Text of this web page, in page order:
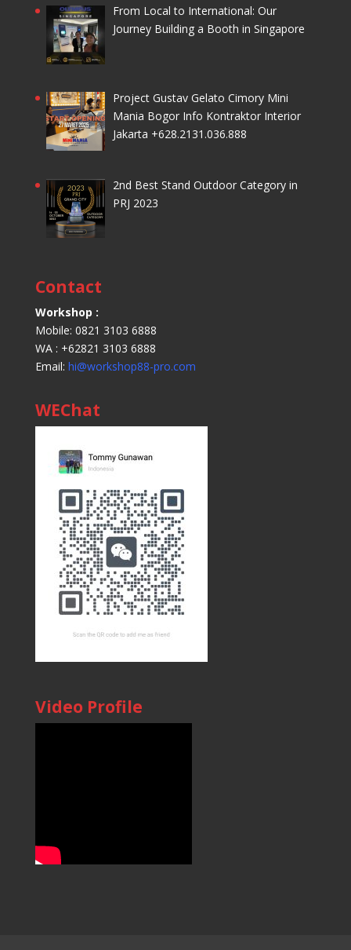
From Local to International: Our
Journey Building a Booth in Singapore
Project Gustav Gelato Cimory Mini
Mania Bogor Info Kontraktor Interior
Jakarta +628.2131.036.888
2nd Best Stand Outdoor Category in
PRJ 2023
Contact
Workshop :
Mobile: 0821 3103 6888
WA : +62821 3103 6888
Email: hi@workshop88-pro.com
WEChat
Video Profile